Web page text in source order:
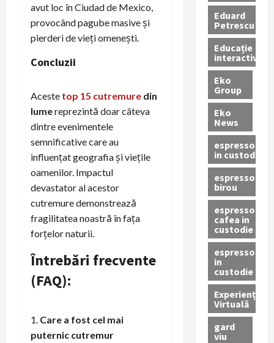
avut loc în Ciudad de Mexico,
provocând pagube masive și
pierderi de vieți omenești.
Concluzii
Aceste top 15 cutremure din
lumereprezintă doar câteva
dintre evenimentele
semnificative care au
influențat geografia și viețile
oamenilor. Impactul
devastator al acestor
cutremure demonstrează
fragilitatea noastră în fața
forțelor naturii.
Întrebări frecvente
(FAQ):
Care a fost cel mai
puternic cutremur
Eduard
Petrescu
Educație
interactivă
Eko
Group
Eko
News
espressoare
in custodie
espressor
birou
espressor
cafea in
custodie
espressor
in
custodie
Experiență
Virtuală
gard
viu